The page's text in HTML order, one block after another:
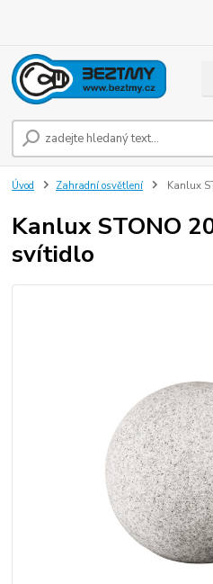
Úvod Zahradní osvětlení Kanlux
Kanlux STONO
svítidlo